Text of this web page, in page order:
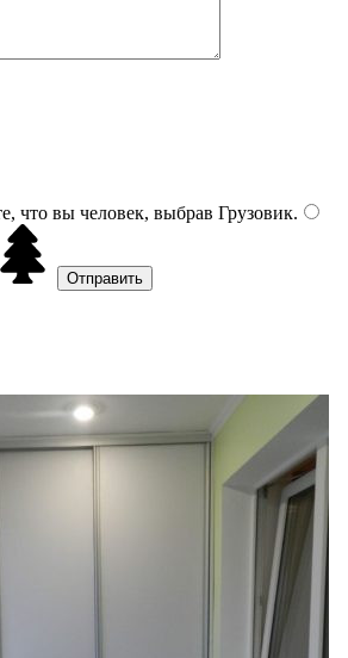
что вы человек, выбрав Грузовик.